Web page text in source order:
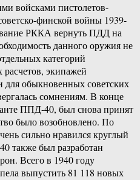
войсками пистолетов-
финской войны 1939-
РККА вернуть ПДД на
данного оружия не
категорий
экипажей
для обыкновенных советских
сомнениям. В конце
ППД-40, был снова принят
было возобновлено. По
сильно нравился круглый
также был разработан
Всего в 1940 году
выпустить 81 118 новых